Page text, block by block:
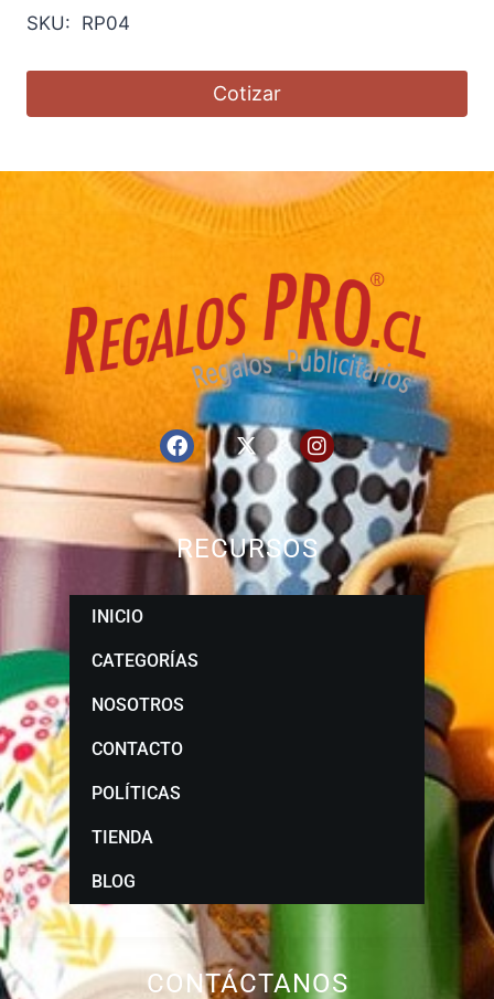
SKU: RP04
Cotizar
CONTÁCTANOS
RECURSOS
INICIO
CATEGORÍAS
NOSOTROS
CONTACTO
POLÍTICAS
TIENDA
BLOG